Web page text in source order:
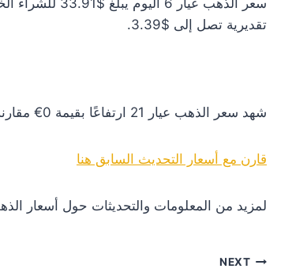
تقديرية تصل إلى $3.39.
شهد سعر الذهب عيار 21 ارتفاعًا بقيمة 0€ مقارنة بالتحديث السابق. هذا التغير يعكس استقرارًا نسبيًا في السوق.
قارن مع أسعار التحديث السابق هنا
لمزيد من المعلومات والتحديثات حول أسعار
NEXT